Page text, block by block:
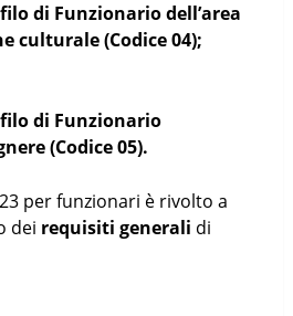
di Funzionario dell’area
culturale (Codice 04);
di Funzionario
(Codice 05).
per funzionari è rivolto a
dei requisiti generali di